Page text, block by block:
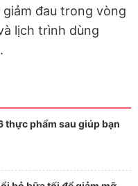
đau trong vòng
lịch trình dùng
thực phẩm sau giúp bạn